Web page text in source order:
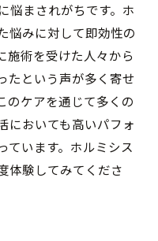
悩まされがちです。ホ
悩みに対して即効性の
施術を受けた人々から
たという声が多く寄せ
のケアを通じて多くの
においても高いパフォ
ています。ホルミシス
体験してみてくださ